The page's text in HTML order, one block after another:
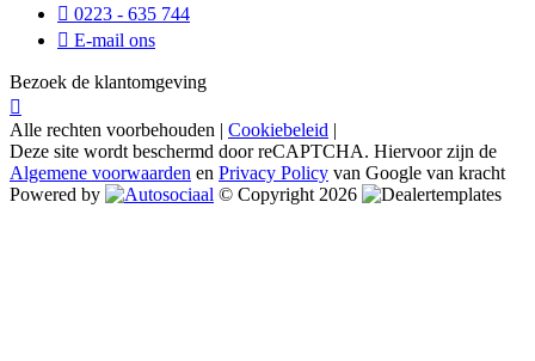
0223 - 635 744
E-mail ons
Bezoek de klantomgeving
Alle rechten voorbehouden | Cookiebeleid |
Deze site wordt beschermd door reCAPTCHA. Hiervoor zijn de
Algemene voorwaarden en Privacy Policy van Google van kracht
Powered by
© Copyright 2026